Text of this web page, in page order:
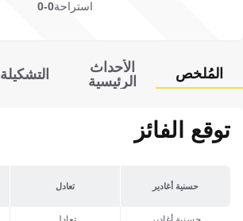
استراحة0-0
المُلخص
الأحداث
الرئيسية
التشكيلة
توقع الفائز
حسنية أغادير تعادل